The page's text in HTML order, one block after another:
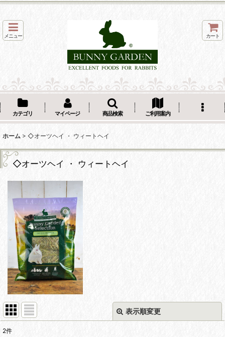
メニュー カート
カテゴリ マイページ 商品検索 ご利用案内
ホーム > ◇オーツヘイ ・ ウィートヘイ
◇オーツヘイ ・ ウィートヘイ
表示順変更
2件